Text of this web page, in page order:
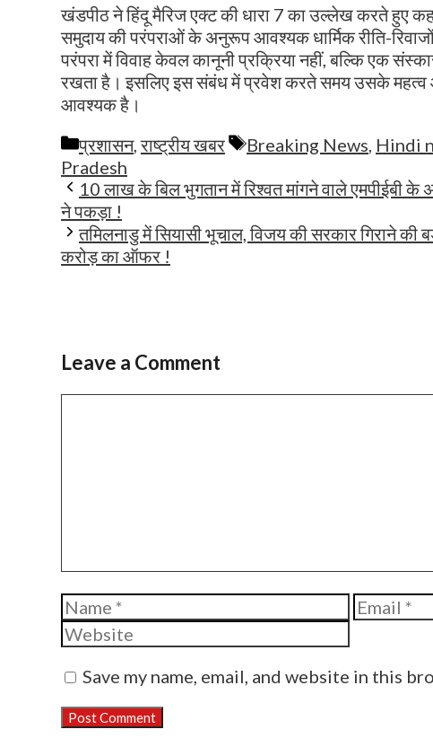
खंडपीठ ने हिंदू मैरिज एक्ट की धारा 7 का उल्लेख करते हुए
समुदाय की परंपराओं के अनुरूप आवश्यक धार्मिक रीति-
परंपरा में विवाह केवल कानूनी प्रक्रिया नहीं, बल्कि एक
रखता है। इसलिए इस संबंध में प्रवेश करते समय उसके महत्व
आवश्यक है।
Categories
प्रशासन,राष्ट्रीय खबर Tags
Breaking News Hindi
Pradesh
10 लाख के बिल भुगतान में रिश्वत मांगने वाले एमपीईबी
ने पकड़ा !
तमिलनाडु में सियासी भूचाल, विजय की सरकार गिराने की
करोड़ का ऑफर !
Leave a Comment
Name Email
Save my name, email, and website in this